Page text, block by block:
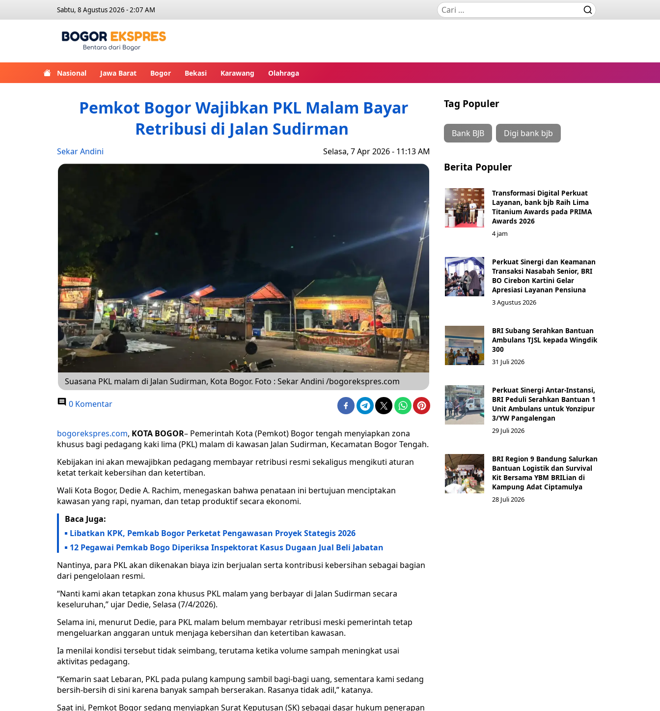
Sabtu, 8 Agustus 2026 - 2:07 AM
Nasional Jawa Barat Bogor Bekasi Karawang Olahraga
Pemkot Bogor Wajibkan PKL Malam Bayar
Retribusi di Jalan Sudirman
Sekar Andini Selasa, 7 Apr 2026 - 11:13 AM
Suasana PKL malam di Jalan Sudirman, Kota Bogor. Foto : Sekar Andini /bogorekspres.com
0 Komentar
bogorekspres.com, KOTA BOGOR– Pemerintah Kota (Pemkot) Bogor tengah menyiapkan zona
khusus bagi pedagang kaki lima (PKL) malam di kawasan Jalan Sudirman, Kecamatan Bogor Tengah.
Kebijakan ini akan mewajibkan pedagang membayar retribusi resmi sekaligus mengikuti aturan
ketat terkait kebersihan dan ketertiban.
Wali Kota Bogor, Dedie A. Rachim, menegaskan bahwa penataan ini bertujuan menciptakan
kawasan yang rapi, nyaman, dan tetap produktif secara ekonomi.
Baca Juga:
Libatkan KPK, Pemkab Bogor Perketat Pengawasan Proyek Stategis 2026
12 Pegawai Pemkab Bogo Diperiksa Inspektorat Kasus Dugaan Jual Beli Jabatan
Nantinya, para PKL akan dikenakan biaya izin berjualan serta kontribusi kebersihan sebagai bagian
dari pengelolaan resmi.
“Nanti kami akan tetapkan zona khusus PKL malam yang berbayar di Jalan Sudirman secara
keseluruhan,” ujar Dedie, Selasa (7/4/2026).
Selama ini, menurut Dedie, para PKL malam belum membayar retribusi meski pemerintah tetap
mengeluarkan anggaran untuk menjaga kebersihan dan ketertiban kawasan.
Ia menilai kondisi tersebut tidak seimbang, terutama ketika volume sampah meningkat usai
aktivitas pedagang.
“Kemarin saat Lebaran, PKL pada pulang kampung sambil bagi-bagi uang, sementara kami sedang
bersih-bersih di sini karena banyak sampah berserakan. Rasanya tidak adil,” katanya.
Saat ini, Pemkot Bogor sedang menyiapkan Surat Keputusan (SK) sebagai dasar hukum penerapan
Tag Populer
Bank BJB Digi bank bjb
Berita Populer
Transformasi Digital Perkuat
Layanan, bank bjb Raih Lima
Titanium Awards pada PRIMA
Awards 2026
4 jam
Perkuat Sinergi dan Keamanan
Transaksi Nasabah Senior, BRI
BO Cirebon Kartini Gelar
Apresiasi Layanan Pensiuna
3 Agustus 2026
BRI Subang Serahkan Bantuan
Ambulans TJSL kepada Wingdik
300
31 Juli 2026
Perkuat Sinergi Antar-Instansi,
BRI Peduli Serahkan Bantuan 1
Unit Ambulans untuk Yonzipur
3/YW Pangalengan
29 Juli 2026
BRI Region 9 Bandung Salurkan
Bantuan Logistik dan Survival
Kit Bersama YBM BRILian di
Kampung Adat Ciptamulya
28 Juli 2026